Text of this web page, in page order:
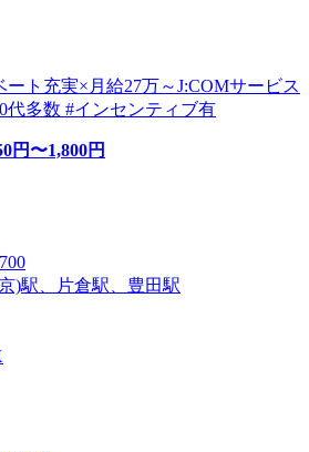
ト充実×月給27万～J:COMサービス
代多数 #インセンティブ有
円〜1,800円
)駅、片倉駅、豊田駅